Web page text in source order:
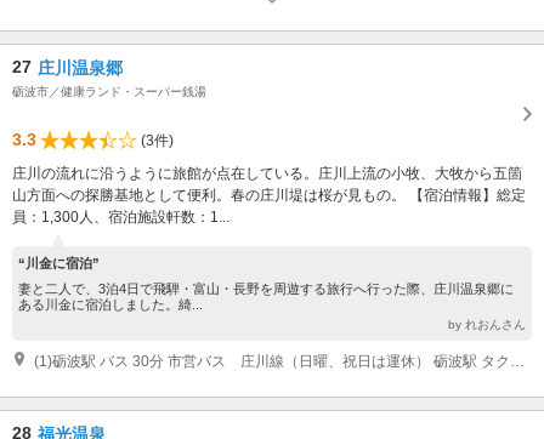
27 庄川温泉郷
砺波市／健康ランド・スーパー銭湯
3.3
(3件)
庄川の流れに沿うように旅館が点在している。庄川上流の小牧、大牧から五箇
山方面への探勝基地として便利。春の庄川堤は桜が見もの。 【宿泊情報】総定
員：1,300人、宿泊施設軒数：1...
“川金に宿泊”
妻と二人で、3泊4日で飛騨・富山・長野を周遊する旅行へ行った際、庄川温泉郷に
ある川金に宿泊しました。綺...
by れおんさん
28 福光温泉